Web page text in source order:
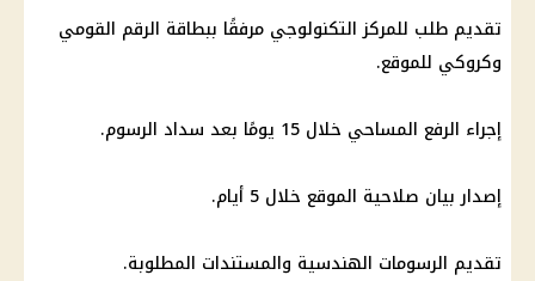
تقديم طلب للمركز التكنولوجي مرفقًا ببطاقة الرقم القومي
وكروكي للموقع.
إجراء الرفع المساحي خلال 15 يومًا بعد سداد الرسوم.
إصدار بيان صلاحية الموقع خلال 5 أيام.
تقديم الرسومات الهندسية والمستندات المطلوبة.